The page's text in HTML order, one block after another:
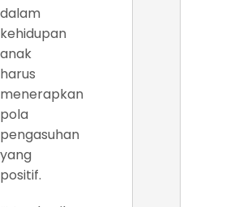
dalam
kehidupan
anak
harus
menerapkan
pola
pengasuhan
yang
positif.